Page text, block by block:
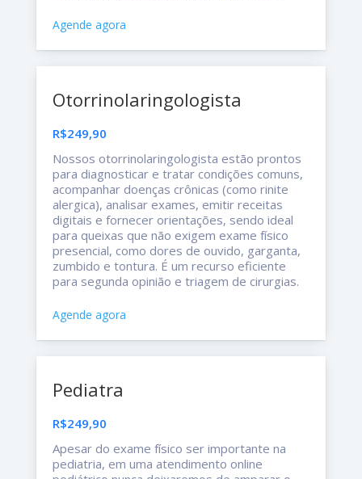
Agende agora
Otorrinolaringologista
R$249,90
Nossos otorrinolaringologista estão prontos
para diagnosticar e tratar condições comuns,
acompanhar doenças crônicas (como rinite
alergica), analisar exames, emitir receitas
digitais e fornecer orientações, sendo ideal
para queixas que não exigem exame físico
presencial, como dores de ouvido, garganta,
zumbido e tontura. É um recurso eficiente
para segunda opinião e triagem de cirurgias.
Agende agora
Pediatra
R$249,90
Apesar do exame físico ser importante na
pediatria, em uma atendimento online